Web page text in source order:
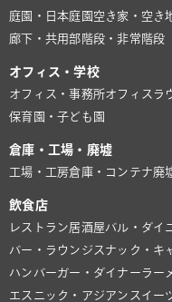
庭園・日本庭園 空き家・空き
廊下・共用部階段・非常階段
オフィス・学校
オフィス・事務所オフィスラ
保育園・子ども園
倉庫・工場・廃墟
工場・工房倉庫・コンテナ廃
飲食店
レストラン居酒屋バル・ダイ
バー・ラウンジ スナック・キ
ハンバーガー・ダイナーラー
エスニック・アジアン スイー